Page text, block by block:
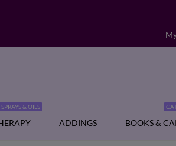
SPRAYS & OILS
ADDINGS BOOKS &